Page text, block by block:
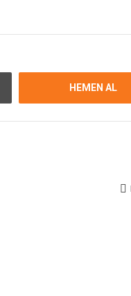
HEMEN AL